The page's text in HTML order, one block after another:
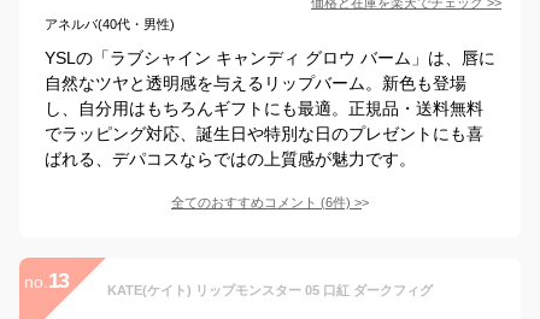
アネルバ(40代・男性)
YSLの「ラブシャイン キャンディ グロウ バーム」は、唇に
自然なツヤと透明感を与えるリップバーム。新色も登場
し、自分用はもちろんギフトにも最適。正規品・送料無料
でラッピング対応、誕生日や特別な日のプレゼントにも喜
ばれる、デパコスならではの上質感が魅力です。
全てのおすすめコメント (6件) >
no. 13 KATE(ケイト) リップモンスター 05 口紅 ダークフィグ